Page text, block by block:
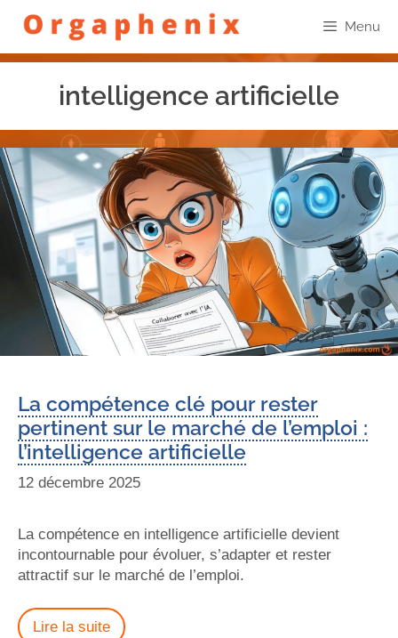
Menu
intelligence artificielle
La compétence clé pour rester
pertinent sur le marché de l’emploi :
l’intelligence artificielle
12 décembre 2025
La compétence en intelligence artificielle devient
incontournable pour évoluer, s’adapter et rester
attractif sur le marché de l’emploi.
Lire la suite